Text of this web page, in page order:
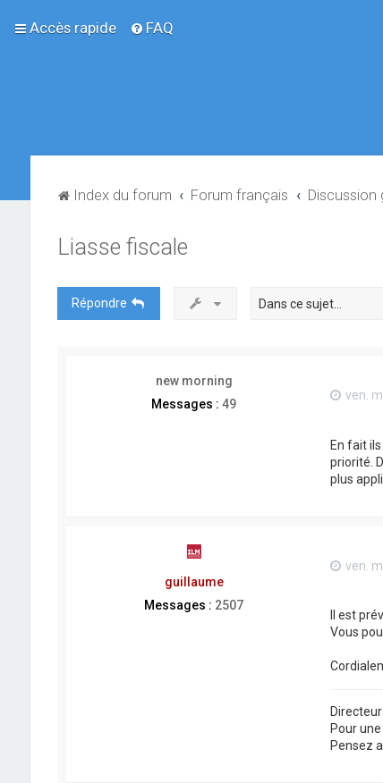
Accès rapide FAQ
Index du forum Forum français Discussion
Liasse fiscale
Répondre
new morning
Messages : 49
ven.
En fait
priorité.
plus
guillaume
Messages : 2507
ven.
Il est
Vous
Pour
Pensez